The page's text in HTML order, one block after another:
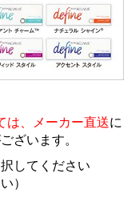
は、メーカー直送に
ざいます。
してください
）